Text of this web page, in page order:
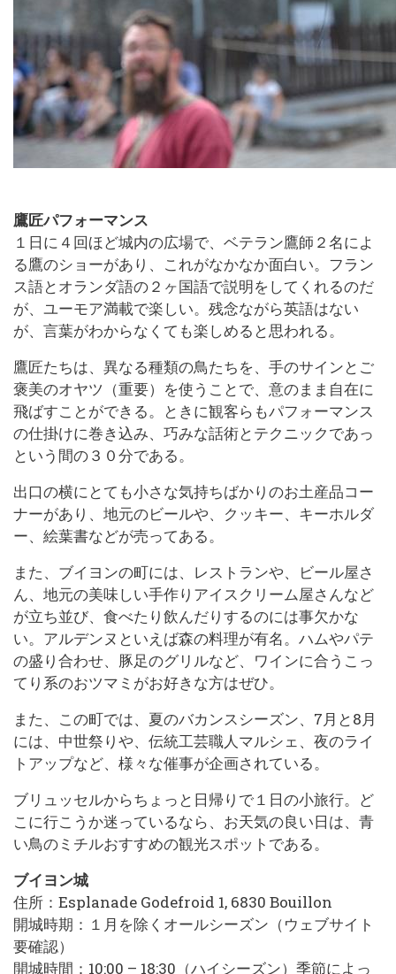
鷹匠パフォーマンス
１日に４回ほど城内の広場で、ベテラン鷹師２名によ
る鷹のショーがあり、これがなかなか面白い。フラン
ス語とオランダ語の２ヶ国語で説明をしてくれるのだ
が、ユーモア満載で楽しい。残念ながら英語はない
が、言葉がわからなくても楽しめると思われる。
鷹匠たちは、異なる種類の鳥たちを、手のサインとご
褒美のオヤツ（重要）を使うことで、意のまま自在に
飛ばすことができる。ときに観客らもパフォーマンス
の仕掛けに巻き込み、巧みな話術とテクニックであっ
という間の３０分である。
出口の横にとても小さな気持ちばかりのお土産品コー
ナーがあり、地元のビールや、クッキー、キーホルダ
ー、絵葉書などが売ってある。
また、ブイヨンの町には、レストランや、ビール屋さ
ん、地元の美味しい手作りアイスクリーム屋さんなど
が立ち並び、食べたり飲んだりするのには事欠かな
い。アルデンヌといえば森の料理が有名。ハムやパテ
の盛り合わせ、豚足のグリルなど、ワインに合うこっ
てり系のおツマミがお好きな方はぜひ。
また、この町では、夏のバカンスシーズン、7月と8月
には、中世祭りや、伝統工芸職人マルシェ、夜のライ
トアップなど、様々な催事が企画されている。
ブリュッセルからちょっと日帰りで１日の小旅行。ど
こに行こうか迷っているなら、お天気の良い日は、青
い鳥のミチルおすすめの観光スポットである。
ブイヨン城
住所：Esplanade Godefroid 1, 6830 Bouillon
開城時期：１月を除くオールシーズン（ウェブサイト
要確認）
開城時間：10:00 – 18:30（ハイシーズン）季節によっ